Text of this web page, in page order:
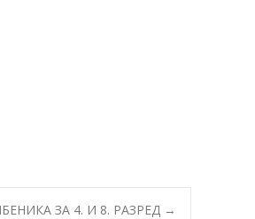
ЗА 4. И 8. РАЗРЕД →